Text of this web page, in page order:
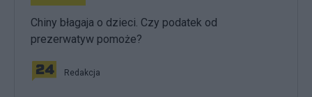
Chiny błagaja o dzieci. Czy podatek od
prezerwatyw pomoże?
Redakcja